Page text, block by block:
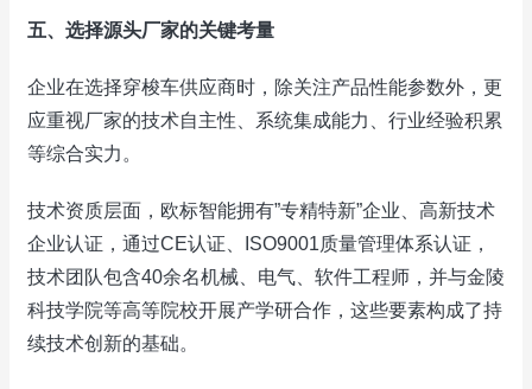
五、选择源头厂家的关键考量
企业在选择穿梭车供应商时，除关注产品性能参数外，更
应重视厂家的技术自主性、系统集成能力、行业经验积累
等综合实力。
技术资质层面，欧标智能拥有”专精特新”企业、高新技术
企业认证，通过CE认证、ISO9001质量管理体系认证，
技术团队包含40余名机械、电气、软件工程师，并与金陵
科技学院等高等院校开展产学研合作，这些要素构成了持
续技术创新的基础。